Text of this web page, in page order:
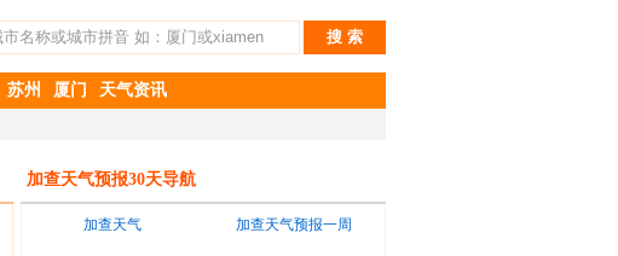
苏州 厦门 天气资讯
加查天气预报30天导航
加查天气 加查天气预报一周